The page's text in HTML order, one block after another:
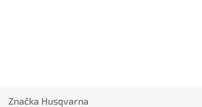
Značka Husqvarna